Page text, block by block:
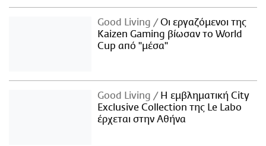
Good Living
Οι εργαζόμενοι της
Kaizen Gaming βίωσαν το World
Cup από "μέσα"
Good Living
Η εμβληματική City
Exclusive Collection της Le Labo
έρχεται στην Αθήνα